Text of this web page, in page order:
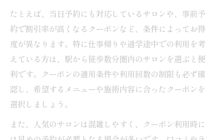
を徹底解説
美容院予約時に知っておきたいクーポン利
用の注意点
美容院選びで重視される口コミと割引情報
口コミを活かした美容院クーポン選びの基
準とは
割引情報と口コミで美容院の信頼度をチェ
ックする方法
たとえば、当日予約にも対応しているサロンや、事前予
約で割引率が高くなるクーポンなど、条件によってお得
度が異なります。特に仕事帰りや通学途中での利用を考
えている方は、駅から徒歩数分圏内のサロンを選ぶと便
利です。クーポンの適用条件や利用回数の制限も必ず確
認し、希望するメニューや施術内容に合ったクーポンを
選択しましょう。
また、人気のサロンは混雑しやすく、クーポン利用時に